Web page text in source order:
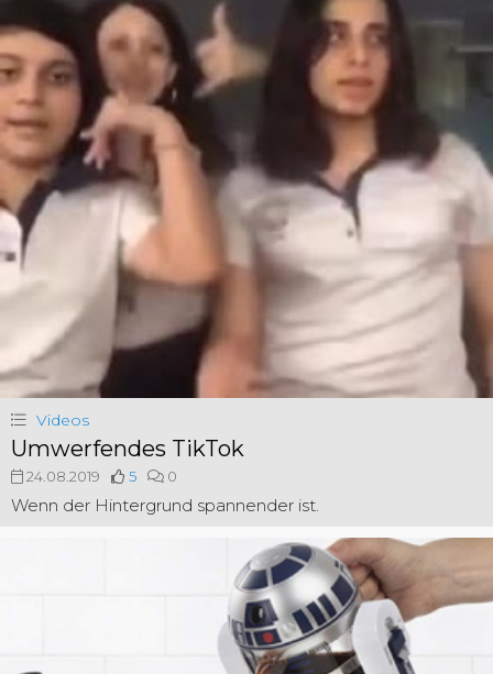
Videos
Umwerfendes TikTok
24.08.2019 5 0
Wenn der Hintergrund spannender ist.